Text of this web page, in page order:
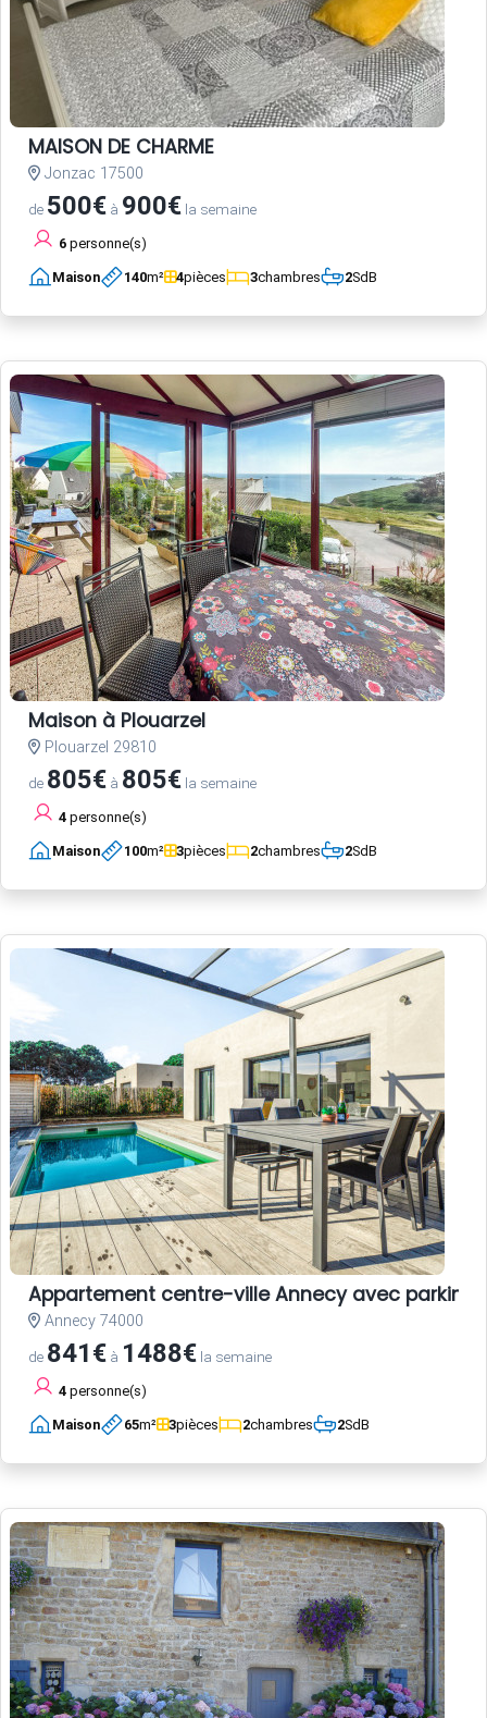
MAISON DE CHARME
Jonzac 17500
de 500€ à 900€ la semaine
6 personne(s)
Maison 140m² 4pièces 3chambres 2SdB
Maison à Plouarzel
Plouarzel 29810
de 805€ à 805€ la semaine
4 personne(s)
Maison 100m² 3pièces 2chambres 2SdB
Appartement centre-ville Annecy avec parking
Annecy 74000
de 841€ à 1488€ la semaine
4 personne(s)
Maison 65m² 3pièces 2chambres 2SdB